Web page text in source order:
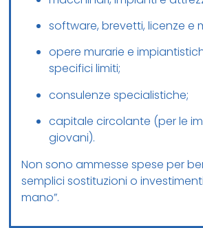
software, brevetti, licenze e
opere murarie e
specifici limiti;
consulenze specialistiche;
capitale circolante (per le
giovani).
Non sono ammesse spese per
semplici sostituzioni o
mano”.